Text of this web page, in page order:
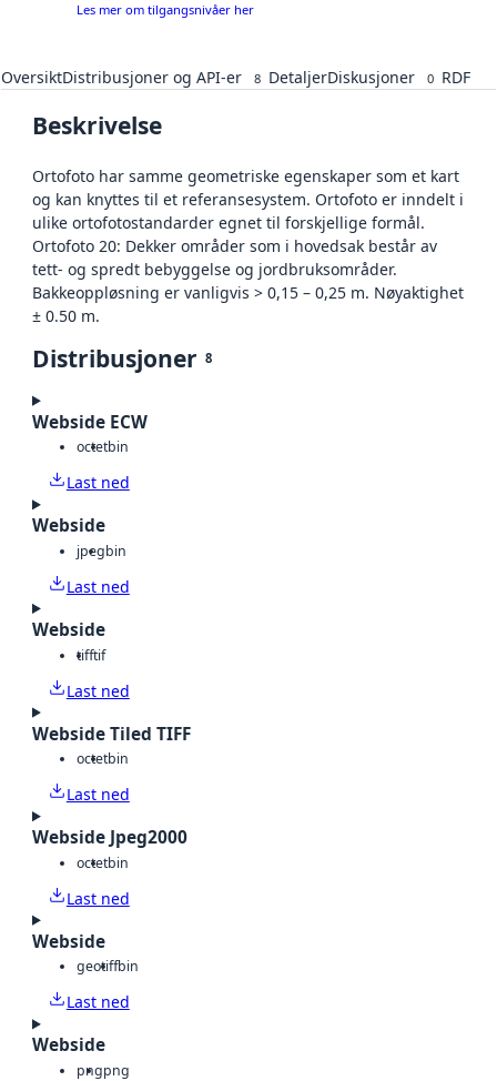
Les mer om tilgangsnivåer her
OversiktDistribusjoner og API-er 8 DetaljerDiskusjoner 0 RDF
Beskrivelse
Ortofoto har samme geometriske egenskaper som et kart
og kan knyttes til et referansesystem. Ortofoto er inndelt i
ulike ortofotostandarder egnet til forskjellige formål.
Ortofoto 20: Dekker områder som i hovedsak består av
tett- og spredt bebyggelse og jordbruksområder.
Bakkeoppløsning er vanligvis > 0,15 – 0,25 m. Nøyaktighet
± 0.50 m.
Distribusjoner 8
Webside ECW
octetbin
Last ned
Webside
jpegbin
Last ned
Webside
tifftif
Last ned
Webside Tiled TIFF
octetbin
Last ned
Webside Jpeg2000
octetbin
Last ned
Webside
geotiffbin
Last ned
Webside
pngpng